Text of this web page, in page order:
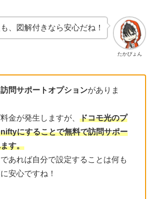
たかぴょん
、図解付きなら安心だね！
訪問サポートオプションがありま
金が発生しますが、 ドコモ光のプ
にすることで無料で訪問サポー
す。
あれば自分で設定することは何も
安心ですね！